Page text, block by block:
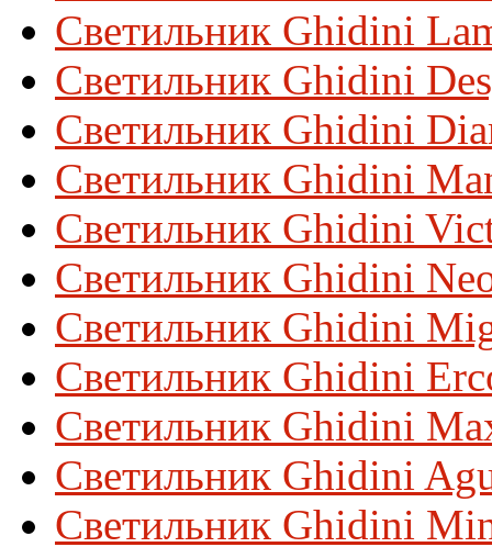
Светильник Ghidini
Светильник Ghidini
Светильник Ghidini
Светильник Ghidini
Светильник Ghidini
Светильник Ghidini
Светильник Ghidini
Светильник Ghidini
Светильник Ghidini
Светильник Ghidini
Светильник Ghidini